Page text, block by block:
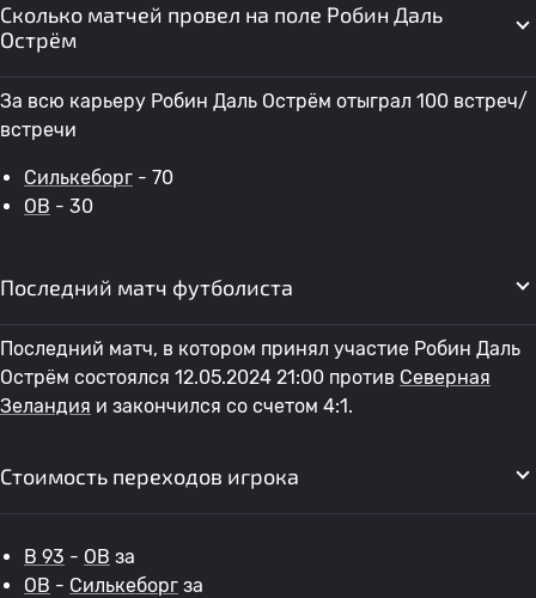
Сколько матчей провел на поле Робин Даль
Острём
За всю карьеру Робин Даль Острём отыграл 100 встреч/
встречи
Силькеборг - 70
OB - 30
Последний матч футболиста
Последний матч, в котором принял участие Робин Даль
Острём состоялся 12.05.2024 21:00 против Северная
Зеландия и закончился со счетом 4:1.
Стоимость переходов игрока
B 93 - OB за
OB - Силькеборг за